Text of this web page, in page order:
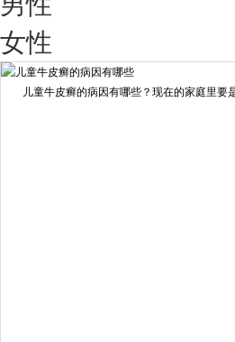
我要咨询
擅长： 王艳琼 门诊主任 专家介绍：毕业于川北医
预约量
女性
儿童牛皮癣的病因有哪些？现在的家庭里要